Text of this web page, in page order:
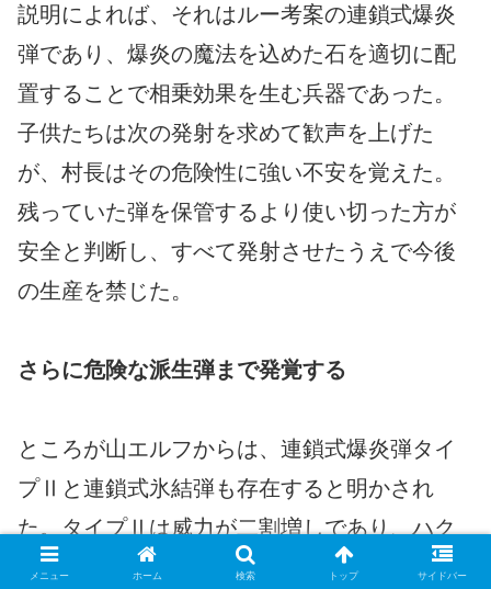
説明によれば、それはルー考案の連鎖式爆炎
弾であり、爆炎の魔法を込めた石を適切に配
置することで相乗効果を生む兵器であった。
子供たちは次の発射を求めて歓声を上げた
が、村長はその危険性に強い不安を覚えた。
残っていた弾を保管するより使い切った方が
安全と判断し、すべて発射させたうえで今後
の生産を禁じた。
さらに危険な派生弾まで発覚する
ところが山エルフからは、連鎖式爆炎弾タイ
プⅡと連鎖式氷結弾も存在すると明かされ
た。タイプⅡは威力が二割増しであり、ハク
レンとグーロンデの防御魔法があれば大丈夫
メニュー ホーム 検索 トップ サイドバー